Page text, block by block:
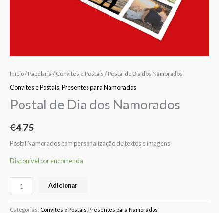
Início/Papelaria /Convites e Postais / Postal de Dia dos Namorados
Convites e Postais,Presentes para Namorados
Postal de Dia dos Namorados
€4,75
Postal Namorados com personalização de textos e imagens
Disponível por encomenda
Adicionar
Categorias: Convites e Postais Presentes para Namorados